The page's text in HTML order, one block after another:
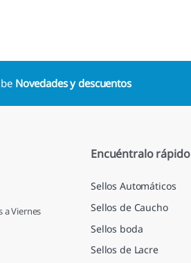
Novedades y descuentos
a Viernes
Encuéntralo rápido
Sellos Automáticos
Sellos de Caucho
Sellos boda
Sellos de Lacre